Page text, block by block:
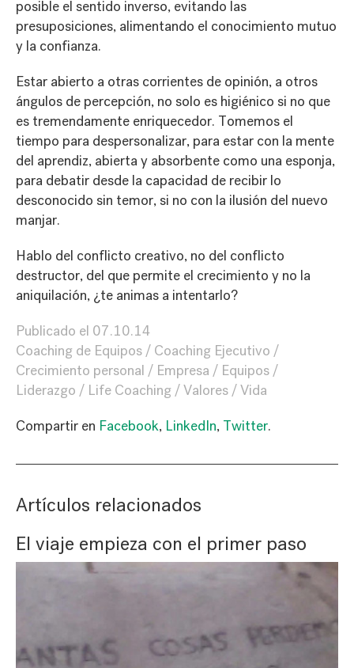
posible el sentido inverso, evitando las
presuposiciones, alimentando el conocimiento mutuo
y la confianza.
Estar abierto a otras corrientes de opinión, a otros
ángulos de percepción, no solo es higiénico si no que
es tremendamente enriquecedor. Tomemos el
tiempo para despersonalizar, para estar con la mente
del aprendiz, abierta y absorbente como una esponja,
para debatir desde la capacidad de recibir lo
desconocido sin temor, si no con la ilusión del nuevo
manjar.
Hablo del conflicto creativo, no del conflicto
destructor, del que permite el crecimiento y no la
aniquilación, ¿te animas a intentarlo?
Publicado el 07.10.14
Coaching de Equipos
Coaching Ejecutivo
Crecimiento personal
Empresa
Equipos
Liderazgo
Life Coaching Valores Vida
Compartir en Facebook, LinkedIn, Twitter.
Artículos relacionados
El viaje empieza con el primer paso